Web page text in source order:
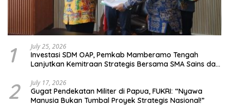
1 July 25, 2026
Investasi SDM OAP, Pemkab Mamberamo Tengah
Lanjutkan Kemitraan Strategis Bersama SMA Sains dan
2 July 17, 2026
Gugat Pendekatan Militer di Papua, FUKRI: “Nyawa
Manusia Bukan Tumbal Proyek Strategis Nasional!”